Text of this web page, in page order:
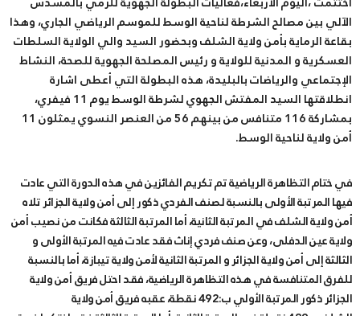
الآلي بين مصالح الشرطة لناحية الوسط للموسم الرياضي الجاري، وهذا
بقاعة الرماية بأمن ولاية الشلف وبحضور السيد والي الولاية السلطات
العسكرية و المدنية للولاية و رئيس المصلحة الجهوية للصحة، النشاط
الإجتماعي والرياضات بالبليدة، هذه البطولة التي أعطى اشارة
انطلاقتها السيد المفتش الجهوي لشرطة الوسط يوم 11 فيفري،
بمشاركة 116 متنافس من بينهم 56 من العنصر النسوي يمثلون 11
أمن ولاية لناحية الوسط.
في ختام التظاهرة الرياضية تم تكريم الفائزين في هذه الدورة التي عادت
فيها المرتبة الأولى بالنسبة لصنف الفردي ذكور إلى أمن ولاية الجزائر تلاه
أمن ولاية الشلف في المرتبة الثانية، أما المرتبة الثالثة فكانت من نصيب أمن
ولاية عين الدفلى، وعن صنف فردي إناث فقد عادت فيه المرتبة الأولى و
الثالثة إلى أمن ولاية الجزائر و المرتبة الثانية لأمن ولاية تيبازة، أما بالنسبة
للفرق المتنافسة في هذه التظاهرة الرياضية، فقد احتل فريق أمن ولاية
الجزائر ذكور المرتبة الأولي ب:492 نقطة، عقبه فريق أمن ولاية